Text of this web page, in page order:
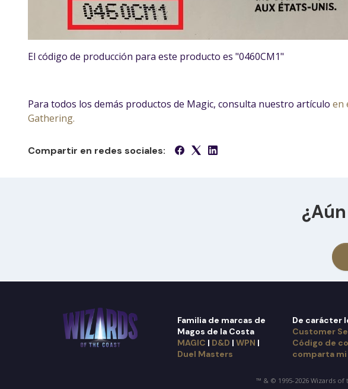
El código de producción para este producto es "0460CM1"
Para todos los demás productos de Magic, consulta nuestro artículo en
Gathering.
Compartir en redes sociales:
Familia de marcas de
Magos de la Costa
MAGIC | D&D | WPN |
Duel Masters
De carácter
Customer
Código de
comparta
™ & © 1995-2026 Wizards of